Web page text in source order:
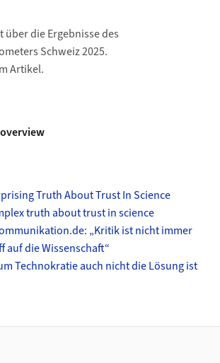
über die Ergebnisse des
Schweiz 2025.
Artikel.
Truth About Trust In Science
truth about trust in science
„Kritik ist nicht immer
auf die Wissenschaft“
Technokratie auch nicht die Lösung ist